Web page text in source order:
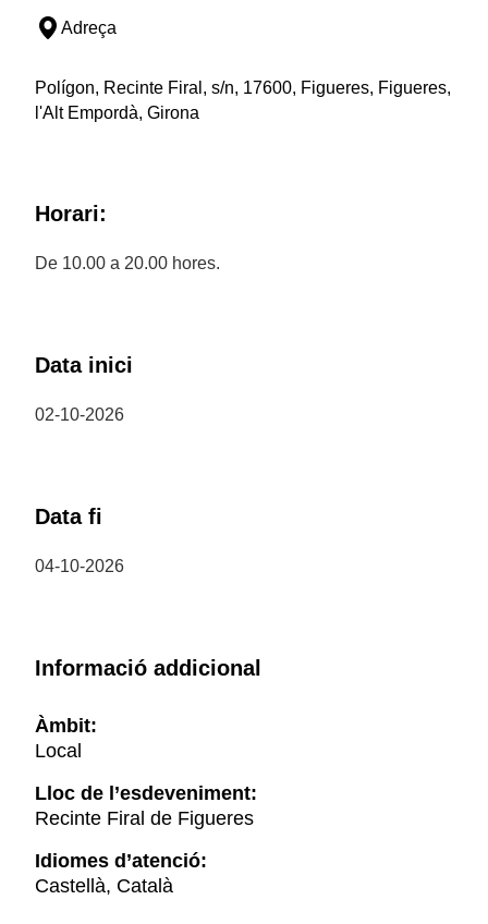
Adreça
Polígon, Recinte Firal, s/n, 17600, Figueres, Figueres,
l'Alt Empordà, Girona
Horari:
De 10.00 a 20.00 hores.
Data inici
02-10-2026
Data fi
04-10-2026
Informació addicional
Àmbit:
Local
Lloc de l’esdeveniment:
Recinte Firal de Figueres
Idiomes d’atenció:
Castellà, Català